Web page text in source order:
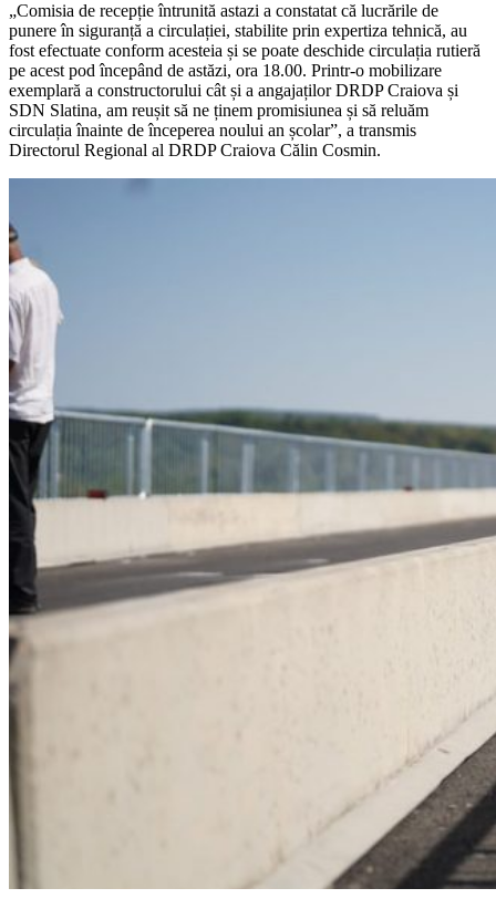
„Comisia de recepție întrunită astazi a constatat că lucrările de
punere în siguranță a circulației, stabilite prin expertiza tehnică, au
fost efectuate conform acesteia și se poate deschide circulația rutieră
pe acest pod începând de astăzi, ora 18.00. Printr-o mobilizare
exemplară a constructorului cât și a angajaților DRDP Craiova și
SDN Slatina, am reușit să ne ținem promisiunea și să reluăm
circulația înainte de începerea noului an școlar”, a transmis
Directorul Regional al DRDP Craiova Călin Cosmin.